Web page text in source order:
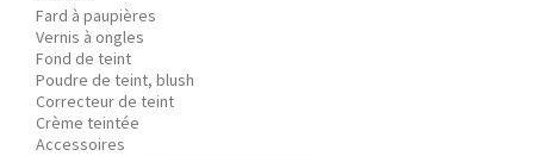
Fard à paupières
Vernis à ongles
Fond de teint
Poudre de teint, blush
Correcteur de teint
Crème teintée
Accessoires